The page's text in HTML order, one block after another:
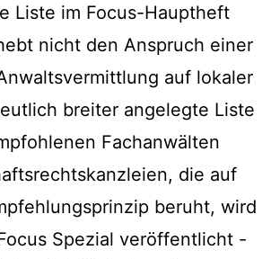
Liste im Focus-Hauptheft
nicht den Anspruch einer
auf lokaler
breiter angelegte Liste
Fachanwälten
die auf
beruht, wird
Spezial veröffentlicht -